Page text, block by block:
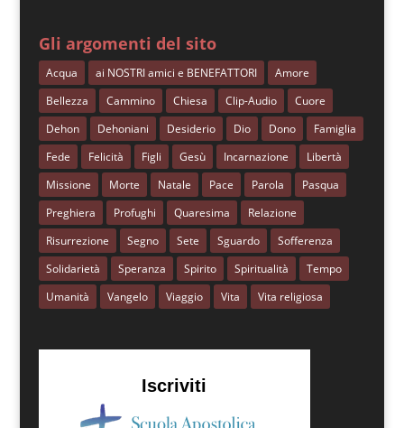
Gli argomenti del sito
Acqua ai NOSTRI amici e BENEFATTORI
Amore
Bellezza
Cammino Chiesa Clip-Audio
Cuore
Dehon
Dehoniani Desiderio Dio Dono
Famiglia
Fede
Felicità Figli Gesù Incarnazione
Libertà
Missione
Morte Natale Pace Parola
Pasqua
Preghiera
Profughi Quaresima
Relazione
Risurrezione
Segno Sete Sguardo
Sofferenza
Solidarietà
Speranza Spirito Spiritualità
Tempo
Umanità
Vangelo Viaggio Vita Vita religiosa
Iscriviti